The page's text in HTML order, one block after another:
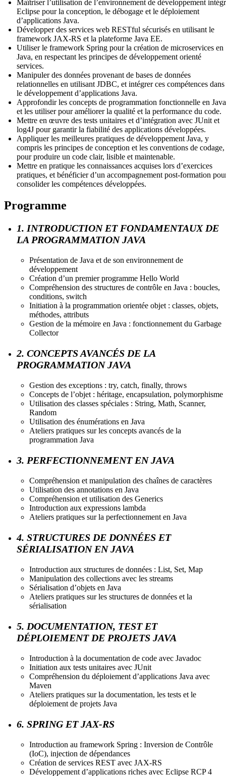
Maîtriser l’utilisation de l’environnement de développement
Eclipse pour la conception, le débogage et le déploiement
d’applications Java.
Développer des services web RESTful sécurisés en utilisant le
framework JAX-RS et la plateforme Java EE.
Utiliser le framework Spring pour la création de microservices en
Java, en respectant les principes de développement orienté
services.
Manipuler des données provenant de bases de données
relationnelles en utilisant JDBC, et intégrer ces compétences dans
le développement d’applications Java.
Approfondir les concepts de programmation fonctionnelle en Java
et les utiliser pour améliorer la qualité et la performance du code.
Mettre en œuvre des tests unitaires et d’intégration avec JUnit et
log4J pour garantir la fiabilité des applications développées.
Appliquer les meilleures pratiques de développement Java, y
compris les principes de conception et les conventions de codage,
pour produire un code clair, lisible et maintenable.
Mettre en pratique les connaissances acquises lors d’exercices
pratiques, et bénéficier d’un accompagnement post-formation
consolider les compétences développées.
Programme
1. INTRODUCTION ET FONDAMENTAUX DE
LA PROGRAMMATION JAVA
Présentation de Java et de son environnement de
développement
Création d’un premier programme Hello World
Compréhension des structures de contrôle en Java : boucles,
conditions, switch
Initiation à la programmation orientée objet : classes, objets,
méthodes, attributs
Gestion de la mémoire en Java : fonctionnement du Garbage
Collector
2. CONCEPTS AVANCÉS DE LA
PROGRAMMATION JAVA
Gestion des exceptions : try, catch, finally, throws
Concepts de l’objet : héritage, encapsulation, polymorphisme
Utilisation des classes spéciales : String, Math, Scanner,
Random
Utilisation des énumérations en Java
Ateliers pratiques sur les concepts avancés de la
programmation Java
3. PERFECTIONNEMENT EN JAVA
Compréhension et manipulation des chaînes de caractères
Utilisation des annotations en Java
Compréhension et utilisation des Generics
Introduction aux expressions lambda
Ateliers pratiques sur la perfectionnement en Java
4. STRUCTURES DE DONNÉES ET
SÉRIALISATION EN JAVA
Introduction aux structures de données : List, Set, Map
Manipulation des collections avec les streams
Sérialisation d’objets en Java
Ateliers pratiques sur les structures de données et la
sérialisation
5. DOCUMENTATION, TEST ET
DÉPLOIEMENT DE PROJETS JAVA
Introduction à la documentation de code avec Javadoc
Initiation aux tests unitaires avec JUnit
Compréhension du déploiement d’applications Java avec
Maven
Ateliers pratiques sur la documentation, les tests et le
déploiement de projets Java
6. SPRING ET JAX-RS
Introduction au framework Spring : Inversion de Contrôle
(IoC), injection de dépendances
Création de services REST avec JAX-RS
Développement d’applications riches avec Eclipse RCP 4